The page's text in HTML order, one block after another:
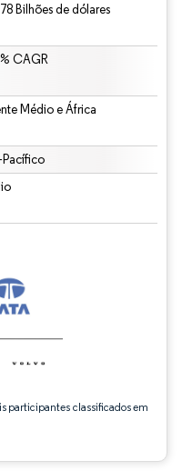
Bilhões de dólares
CAGR
Médio e África
Pacífico
participantes classificados em
atribuição conforme CC BY 4.0.